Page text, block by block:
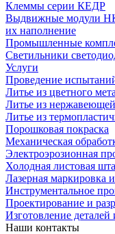
Клеммы серии КЕДР
Выдвижные модули
их наполнение
Промышленные
Светильники
Услуги
Проведение
Литье из цветного
Литье из
Литье из
Порошковая покраска
Механическая
Электроэрозионная
Холодная листовая
Лазерная маркировка
Инструментальное
Проектирование и
Изготовление деталей
Наши контакты